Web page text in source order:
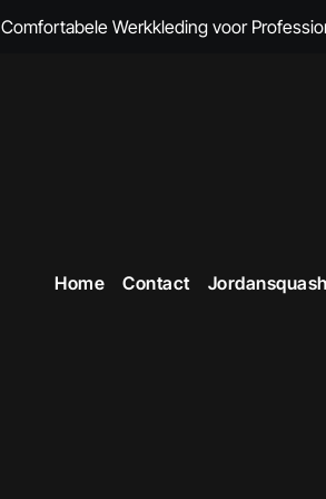
Werkkleding voor
Kleding
Overall Kopen voor Elke Gelegenheid
voor Dames
Veiligheid in Stijl
voor Stijlvolle en Functionele Outfits
Uitstraling op het Werk
Werkkleding in België
Home Contact